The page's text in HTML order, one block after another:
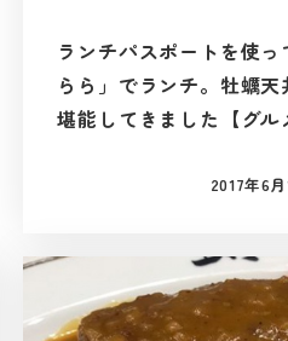
ランチパスポートを使
らら」でランチ。牡蠣
堪能してきました【グル
投稿日
2017年6